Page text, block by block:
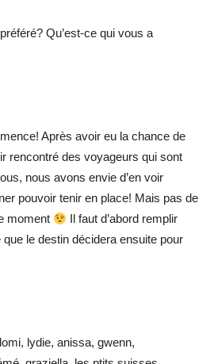
Qu’est-ce qui vous a
Après avoir eu la chance de
rencontré des voyageurs qui sont
nous avons envie d’en voir
pouvoir tenir en place! Mais pas de
moment
Il faut d’abord remplir
le destin décidera ensuite pour
lydie, anissa, gwenn,